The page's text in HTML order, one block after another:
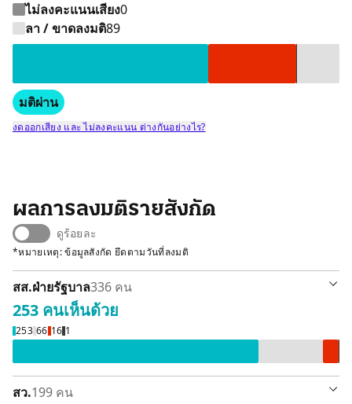
ไม่ลงคะแนนเสียง0
ลา / ขาดลงมติ89
เห็นด้วย 415 คน
มติผ่าน
งดออกเสียง และ ไม่ลงคะแนน ต่างกันอย่างไร?
ผลการลงมติรายสังกัด
ดูร้อยละ
*หมายเหตุ: ข้อมูลสังกัด ยึดตามวันที่ลงมติ
สส.ฝ่ายรัฐบาล336 คน
253 คนเห็นด้วย
253 66 16 1
เห็นด้วย 253 คน
สว.199 คน